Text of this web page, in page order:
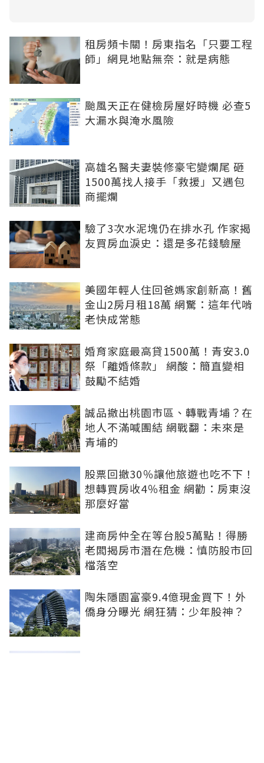
租房頻卡關！房東指名「只要工程
師」網見地點無奈：就是病態
颱風天正在健檢房屋好時機 必查5
大漏水與淹水風險
高雄名醫夫妻裝修豪宅變爛尾 砸
1500萬找人接手「救援」又遇包
商擺爛
驗了3次水泥塊仍在排水孔 作家揭
友買房血淚史：還是多花錢驗屋
美國年輕人住回爸媽家創新高！舊
金山2房月租18萬 網驚：這年代啃
老快成常態
婚育家庭最高貸1500萬！青安3.0
祭「離婚條款」 網酸：簡直變相
鼓勵不結婚
誠品撤出桃園市區、轉戰青埔？在
地人不滿喊團結 網戰翻：未來是
青埔的
股票回撤30％讓他旅遊也吃不下！
想轉買房收4％租金 網勸：房東沒
那麼好當
建商房仲全在等台股5萬點！得勝
老闆揭房市潛在危機：慎防股市回
檔落空
陶朱隱園富豪9.4億現金買下！外
僑身分曝光 網狂猜：少年股神？